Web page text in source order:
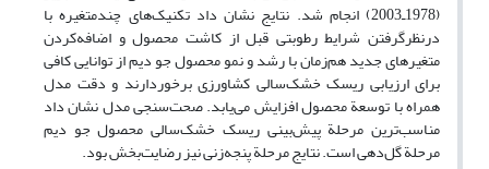
(1978ـ2003) انجام شد. نتایج نشان داد تکنیک‌های چندمتغیره با
درنظرگرفتن شرایط رطوبتی قبل از کاشت محصول و اضافه‌کردن
متغیرهای جدید هم‌زمان با رشد و نمو محصول جو دیم از توانایی کافی
برای ارزیابی ریسک خشک‌سالی کشاورزی برخوردارند و دقت مدل
همراه با توسعة محصول افزایش می‌یابد. صحت‌سنجی مدل نشان داد
مناسب‌ترین مرحلة پیش‌بینی ریسک خشک‌سالی محصول جو دیم
مرحلة گل‌دهی است. نتایج مرحلة پنجه‌زنی نیز رضایت‌بخش بود.